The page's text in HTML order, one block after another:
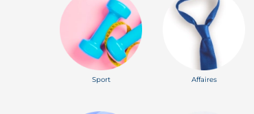
Sport Affaires